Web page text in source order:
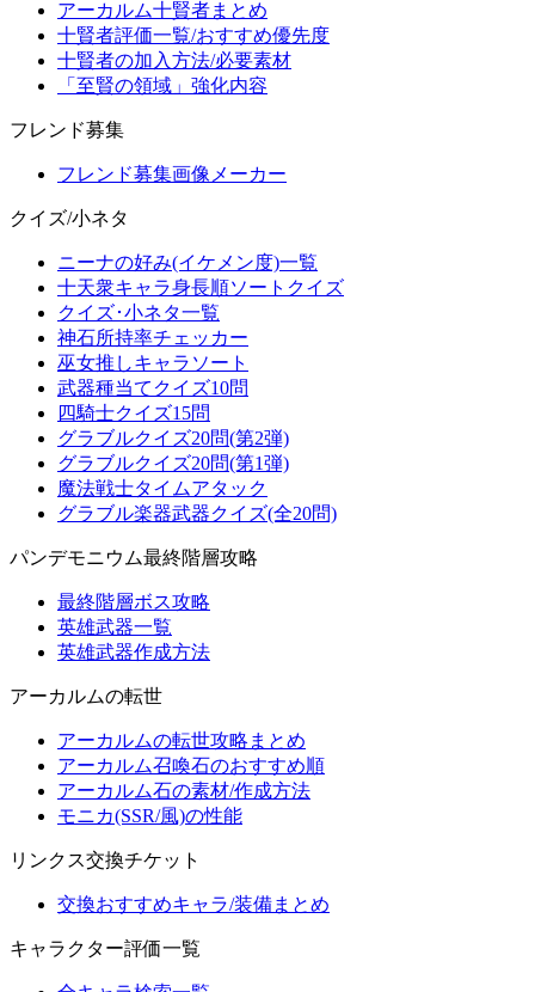
アーカルム十賢者まとめ
十賢者評価一覧/おすすめ優先度
十賢者の加入方法/必要素材
「至賢の領域」強化内容
フレンド募集
フレンド募集画像メーカー
クイズ/小ネタ
ニーナの好み(イケメン度)一覧
十天衆キャラ身長順ソートクイズ
クイズ･小ネタ一覧
神石所持率チェッカー
巫女推しキャラソート
武器種当てクイズ10問
四騎士クイズ15問
グラブルクイズ20問(第2弾)
グラブルクイズ20問(第1弾)
魔法戦士タイムアタック
グラブル楽器武器クイズ(全20問)
パンデモニウム最終階層攻略
最終階層ボス攻略
英雄武器一覧
英雄武器作成方法
アーカルムの転世
アーカルムの転世攻略まとめ
アーカルム召喚石のおすすめ順
アーカルム石の素材/作成方法
モニカ(SSR/風)の性能
リンクス交換チケット
交換おすすめキャラ/装備まとめ
キャラクター評価一覧